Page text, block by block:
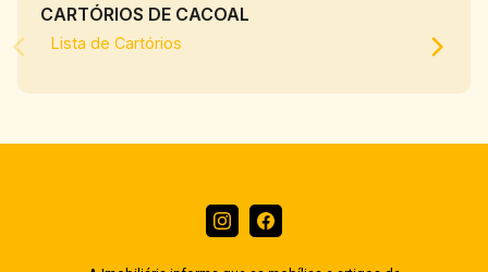
CARTÓRIOS DE CACOAL
Lista de Cartórios